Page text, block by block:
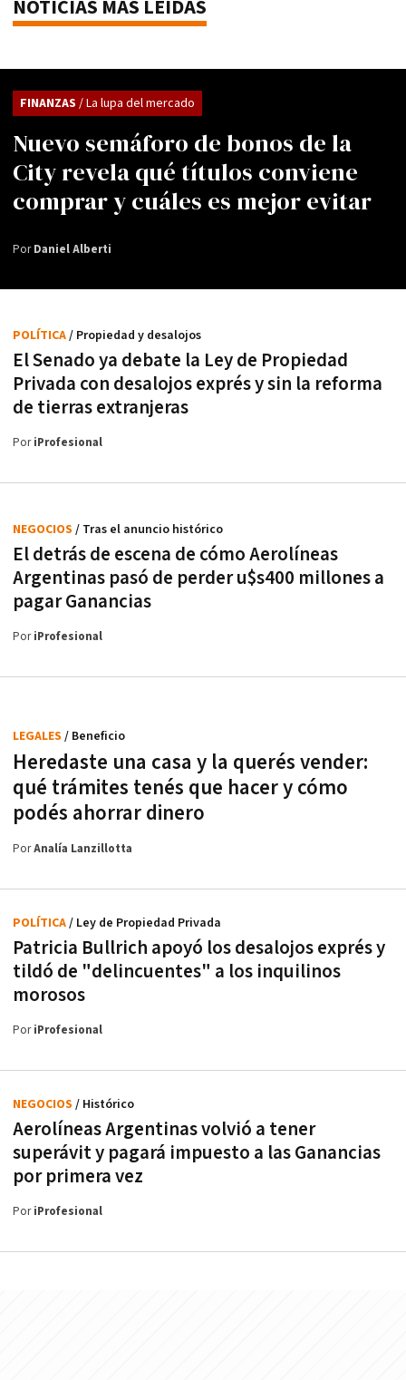
NOTICIAS MÁS LEÍDAS
Nuevo semáforo de bonos de la
City revela qué títulos conviene
comprar y cuáles es mejor evitar
FINANZAS / La lupa del mercado
PorDaniel Alberti
El Senado ya debate la Ley de Propiedad
Privada con desalojos exprés y sin la reforma
de tierras extranjeras
POLÍTICA/ Propiedad y desalojos
PoriProfesional
El detrás de escena de cómo Aerolíneas
Argentinas pasó de perder u$s400 millones a
pagar Ganancias
NEGOCIOS / Tras el anuncio histórico
PoriProfesional
Heredaste una casa y la querés vender:
qué trámites tenés que hacer y cómo
podés ahorrar dinero
LEGALES / Beneficio
PorAnalía Lanzillotta
Patricia Bullrich apoyó los desalojos exprés y
tildó de "delincuentes" a los inquilinos
morosos
POLÍTICA/ Ley de Propiedad Privada
PoriProfesional
Aerolíneas Argentinas volvió a tener
superávit y pagará impuesto a las Ganancias
por primera vez
NEGOCIOS / Histórico
PoriProfesional